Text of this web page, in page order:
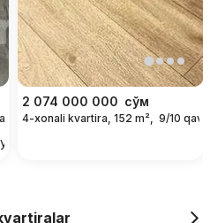
2 074 000 000 сўм
4-xonali kvartira, 152 m², 9/10